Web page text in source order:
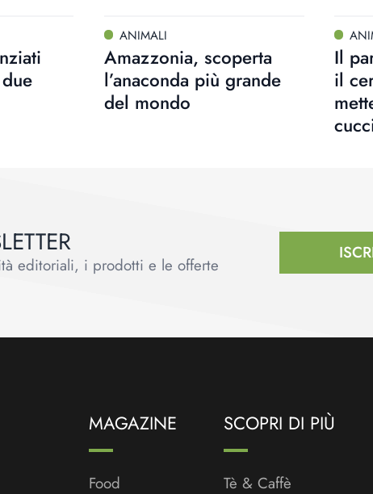
ANIMALI
Amazzonia, scoperta
l’anaconda più grande
del mondo
Il
il
editoriali, i prodotti e le offerte
MAGAZINE
Food
SCOPRI DI PIÙ
Tè & Caffè